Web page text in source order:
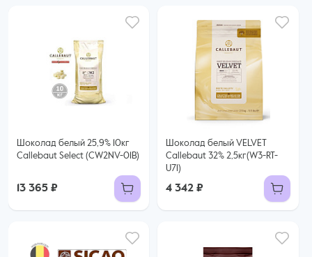
Шоколад белый 25,9% 10кг
Callebaut Select (CW2NV-01B)
13 365 ₽
Шоколад белый VELVET
Callebaut 32% 2,5кг(W3-RT-
U71)
4 342 ₽